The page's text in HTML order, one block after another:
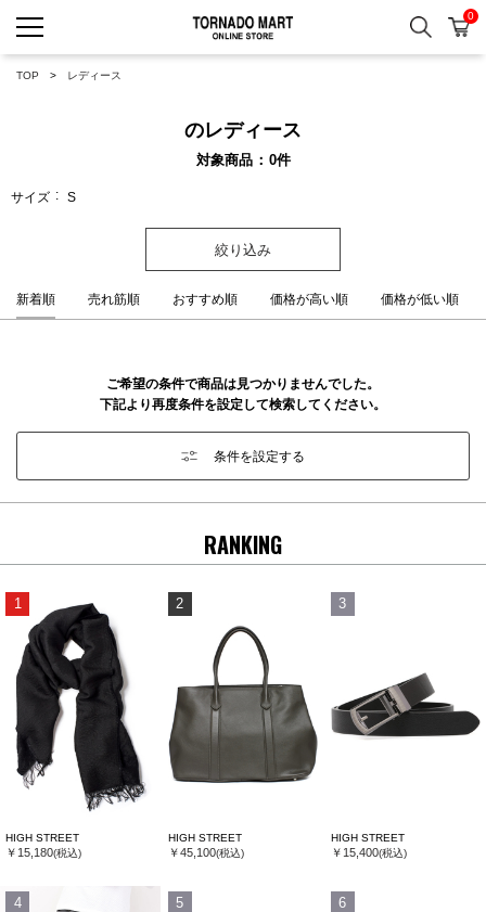
検索 カ
0
TOP レディース
のレディース
対象商品 0件
サイズ S
絞り込み
新着順 売れ筋順 おすすめ順 価格が高い順 価格が低い順
ご希望の条件で商品は見つかりませんでした。
下記より再度条件を設定して検索してください。
条件を設定する
RANKING
1
HIGH STREET
￥15,180(税込)
2
HIGH STREET
￥45,100(税込)
3
HIGH STREET
￥15,400(税込)
4 5 6